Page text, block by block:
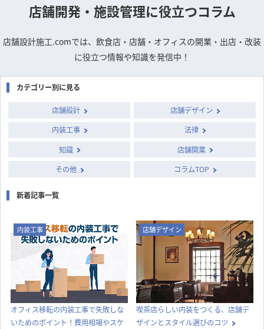
店舗開発・施設管理に役立つコラム
店舗設計施工.comでは、飲食店・店舗・オフィスの開業・出店・改装
に役立つ情報や知識を発信中！
カテゴリー別に見る
店舗設計
店舗デザイン
内装工事
法律
知識
店舗開業
その他
コラムTOP
新着記事一覧
内装工事
オフィス移転の内装工事で失敗しな
いためのポイント！費用相場やスケ
店舗デザイン
喫茶店らしい内装をつくる、店舗デ
ザインとスタイル選びのコツ